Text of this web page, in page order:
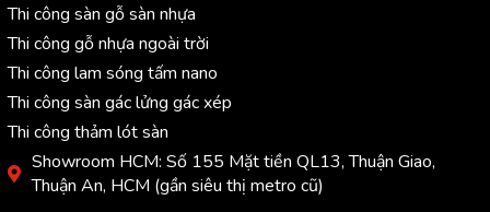
Thi công sàn gỗ sàn nhựa
Thi công gỗ nhựa ngoài trời
Thi công lam sóng tấm nano
Thi công sàn gác lửng gác xép
Thi công thảm lót sàn
Showroom HCM: Số 155 Mặt tiền QL13, Thuận Giao,
Thuận An, HCM (gần siêu thị metro cũ)